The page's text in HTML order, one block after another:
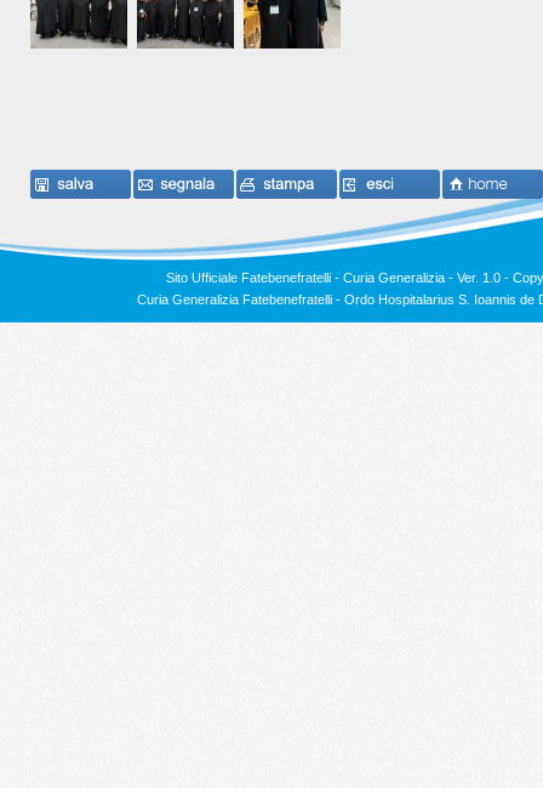
Sito Ufficiale Fatebenefratelli - Curia Generalizia - Ver. 1.0 -
Curia Generalizia Fatebenefratelli - Ordo Hospitalarius S. Ioannis